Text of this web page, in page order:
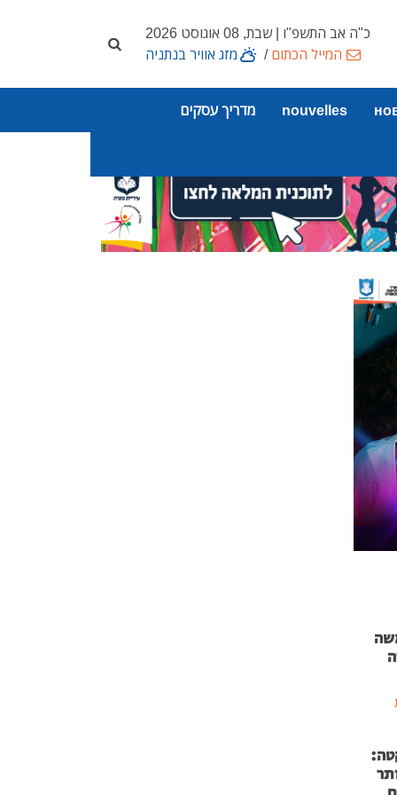
כ"ה אב התשפ"ו | שבת, 08 אוגוסט 2026
המייל הכתום/ מזג אוויר בנתניה
nouvelles מדריך עסקים
נמשה
אותר